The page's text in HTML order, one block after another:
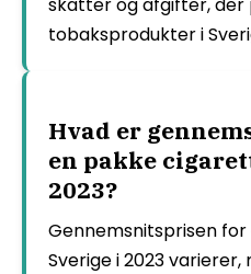
tobaksprodukter i
Hvad er
en pakke
2023?
Gennemsnitsprisen
Sverige i 2023